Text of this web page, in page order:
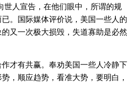
世人宣告，在他们眼中，所谓的规
。国际媒体评价说，美国一些人的
又一次极大损毁，失道寡助是必然
有共赢。奉劝美国一些人冷静下
，顺应趋势，看准大势，要明白，